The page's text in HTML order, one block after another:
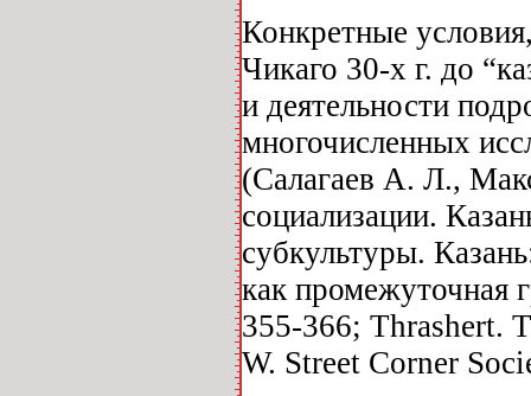
Конкретные
Чикаго 30-х г. до
и деятельности
многочисленных
(Салагаев А. Л.,
социализации.
субкультуры.
как промежуточная
355-366; Thrashert.
W. Street Corner